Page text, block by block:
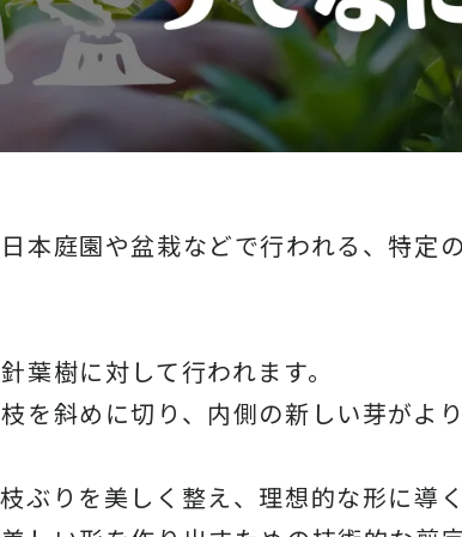
日本庭園や盆栽などで行われる、特
葉樹に対して行われます。
を斜めに切り、内側の新しい芽がよ
ぶりを美しく整え、理想的な形に導